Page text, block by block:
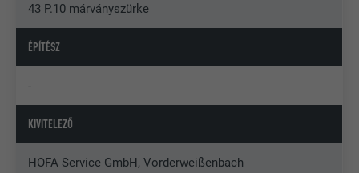
43 P.10 márványszürke
ÉPÍTÉSZ
-
KIVITELEZŐ
HOFA Service GmbH, Vorderweißenbach